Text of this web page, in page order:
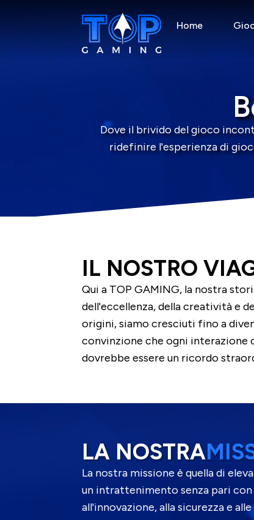
Home
Dove il brivido del gioco
ridefinire l'esperienza di
IL NOSTRO
Qui a TOP GAMING, la nostra
dell'eccellenza, della creatività e
origini, siamo cresciuti fino a
convinzione che ogni interazione
dovrebbe essere un ricordo
LA NOSTRA
La nostra missione è quella di
un intrattenimento senza pari
all'innovazione, alla sicurezza e